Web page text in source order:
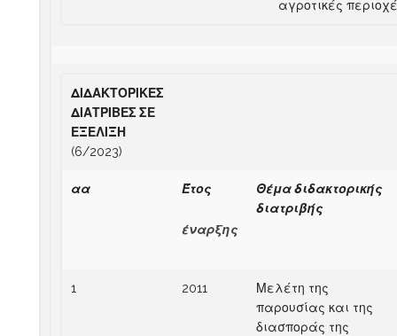
αγροτικές
ΔΙΔΑΚΤΟΡΙΚΕΣ
ΔΙΑΤΡΙΒΕΣ ΣΕ
ΕΞΕΛΙΞΗ
(6/2023)
αα Έτος
έναρξης
Θέμα διδακτορικής
διατριβής
1 2011
Μελέτη της
παρουσίας και της
διασποράς της